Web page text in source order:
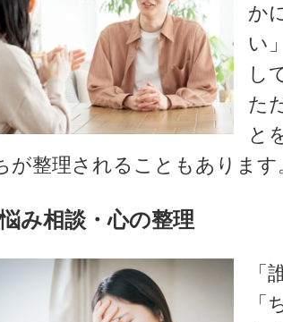
か
い
し
た
と
が整理されることもあります
み相談・心の整理
「